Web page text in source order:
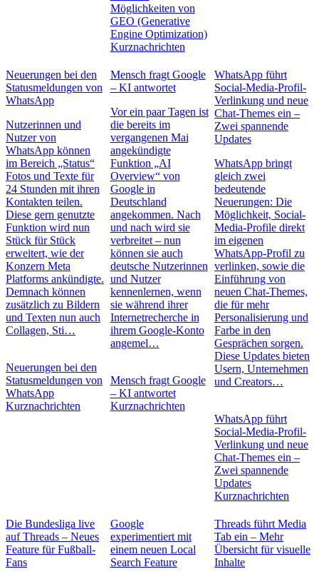
Möglichkeiten von
GEO (Generative
Engine Optimization)
Kurznachrichten
Neuerungen bei den
Statusmeldungen von
WhatsApp
Nutzerinnen und
Nutzer von
WhatsApp können
im Bereich „Status“
Fotos und Texte für
24 Stunden mit ihren
Kontakten teilen.
Diese gern genutzte
Funktion wird nun
Stück für Stück
erweitert, wie der
Konzern Meta
Platforms ankündigte.
Demnach können
zusätzlich zu Bildern
und Texten nun auch
Collagen, Sti…
Neuerungen bei den
Statusmeldungen von
WhatsApp
Kurznachrichten
Mensch fragt Google
– KI antwortet
Vor ein paar Tagen ist
die bereits im
vergangenen Mai
angekündigte
Funktion „AI
Overview“ von
Google in
Deutschland
angekommen. Nach
und nach wird sie
verbreitet – nun
können sie auch
deutsche Nutzerinnen
und Nutzer
kennenlernen, wenn
sie während ihrer
Internetrecherche in
ihrem Google-Konto
angemel…
Mensch fragt Google
– KI antwortet
Kurznachrichten
WhatsApp führt
Social-Media-Profil-
Verlinkung und neue
Chat-Themes ein –
Zwei spannende
Updates
WhatsApp bringt
gleich zwei
bedeutende
Neuerungen: Die
Möglichkeit, Social-
Media-Profile direkt
im eigenen
WhatsApp-Profil zu
verlinken, sowie die
Einführung von
neuen Chat-Themes,
die für mehr
Personalisierung und
Farbe in den
Gesprächen sorgen.
Diese Updates bieten
Usern, Unternehmen
und Creators…
WhatsApp führt
Social-Media-Profil-
Verlinkung und neue
Chat-Themes ein –
Zwei spannende
Updates
Kurznachrichten
Die Bundesliga live
auf Threads – Neues
Feature für Fußball-
Fans
Google
experimentiert mit
einem neuen Local
Search Feature
Threads führt Media
Tab ein – Mehr
Übersicht für visuelle
Inhalte